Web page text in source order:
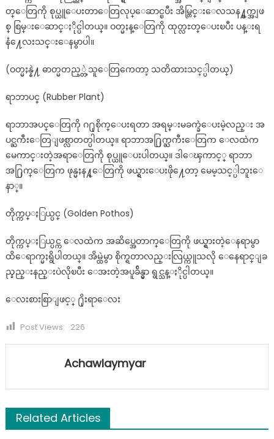
တ္ေတြကို စုပ္ယူေပးတာေတြလုပ္ေဆာင္ၿပီး အိမ္တြင္းေလသန႔္စက္အျဖ
စ္ စြမ္းေဆာင္ႏိုင္ပါတယ္။ ဝတ္မႈန္ေတြကို ထုတ္လႊတ္ေပးၿပီး ပန္းရ
နံ႔ေလးသင္းေနမွာပါ။
(ဝတ္မႈန္နဲ႔ ဓာတ္မတည့္တဲ့သူေတြကေတာ့ သတိထားသင့္ပါတယ္)
ရာဘာပင္ (Rubber Plant)
ရာဘာအပင္ေတြကို ဂ႐ုစိုက္ေပးရတာ အရမ္းမခက္ခဲေပးမဲ့လည္း အ
ပင္ႀကီးေတြျဖစ္လာတတ္ပါတယ္။ ရာဘာအ႐ြက္ႀကီးေတြက ေလထဲက
မေကာင္းတဲ့အရာေတြကို စုပ္ယူေပးပါတယ္။ ဒါေၾကာင့္ ရာဘာ
အ႐ြက္ေတြက ဖုန္မႈန႔္ေတြကို ဖယ္ရွားေပးဖို႔ေတာ့ မေမ့သင့္ပါဘူးေ
နာ္။
တိုက္ကပ္ႏြယ္ပင္ (Golden Pothos)
တိုက္ကပ္ႏြယ္ပင္က ေလထဲက အဆိပ္အေတာက္ေတြကို ဖယ္ရွားတဲ့ေနရာမွာ
ထိေရာက္မႈရွိပါတယ္။ အိမ္ထဲမွာ စိုက္ရတာလည္းလြယ္ကူသလို ေနေရာင္ျခ
ည္နည္းနည္းပဲလိုၿပီး ေအးတဲ့အပူခ်ိန္မွာ ရွင္သန္ႏိုင္ပါတယ္။
ေလးစားစြာျဖင့္ ႐ိုးရာေလး
Post Views: 226
Achawlaymyar
Related Articles